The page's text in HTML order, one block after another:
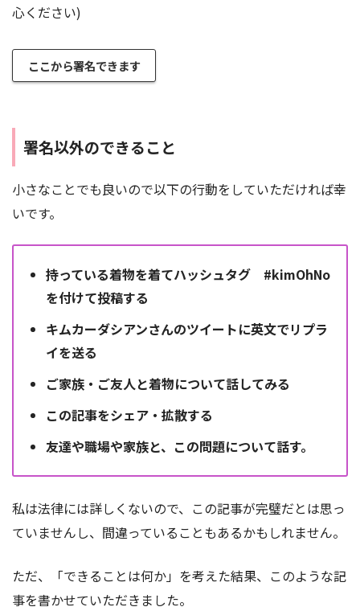
心ください)
ここから署名できます
署名以外のできること
小さなことでも良いので以下の行動をしていただければ幸
いです。
持っている着物を着てハッシュタグ #kimOhNo
を付けて投稿する
キムカーダシアンさんのツイートに英文でリプラ
イを送る
ご家族・ご友人と着物について話してみる
この記事をシェア・拡散する
友達や職場や家族と、この問題について話す。
私は法律には詳しくないので、この記事が完璧だとは思っ
ていませんし、間違っていることもあるかもしれません。
ただ、「できることは何か」を考えた結果、このような記
事を書かせていただきました。